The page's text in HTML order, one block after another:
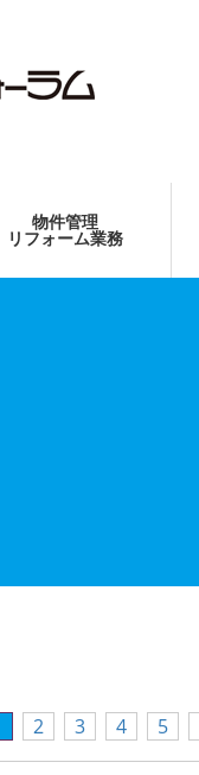
物件管理
リフォーム業務
2 3 4 5